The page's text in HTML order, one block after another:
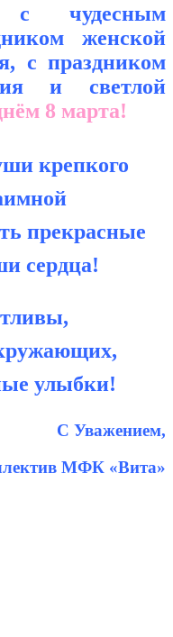
с чудесным
женской
с праздником
и светлой
8 марта!
крепкого
прекрасные
сердца!
улыбки!
С Уважением,
МФК «Вита»